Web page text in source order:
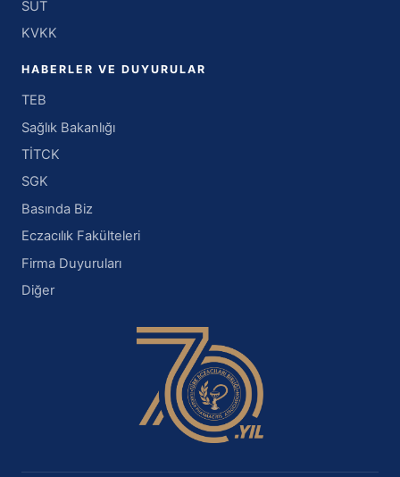
SUT
KVKK
HABERLER VE DUYURULAR
TEB
Sağlık Bakanlığı
TİTCK
SGK
Basında Biz
Eczacılık Fakülteleri
Firma Duyuruları
Diğer